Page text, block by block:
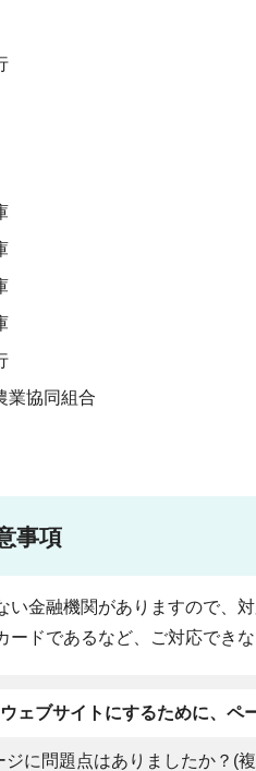
業協同組合
事項
い金融機関がありますので、
ードであるなど、ご対応できな
ェブサイトにするために、ペ
ジに問題点はありましたか？(